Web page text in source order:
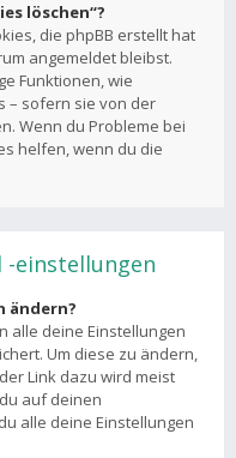
löschen“?
die phpBB erstellt hat
angemeldet bleibst.
Funktionen, wie
– sofern sie von der
Wenn du Probleme bei
helfen, wenn du die
-einstellungen
ändern?
alle deine Einstellungen
Um diese zu ändern,
Link dazu wird meist
auf deinen
alle deine Einstellungen